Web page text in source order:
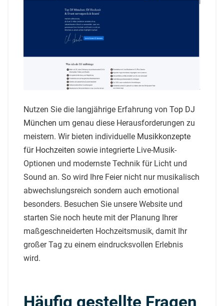
Nutzen Sie die langjährige Erfahrung von Top DJ
München um genau diese Herausforderungen zu
meistern. Wir bieten individuelle Musikkonzepte
für Hochzeiten sowie integrierte Live-Musik-
Optionen und modernste Technik für Licht und
Sound an. So wird Ihre Feier nicht nur musikalisch
abwechslungsreich sondern auch emotional
besonders. Besuchen Sie unsere Website und
starten Sie noch heute mit der Planung Ihrer
maßgeschneiderten Hochzeitsmusik, damit Ihr
großer Tag zu einem eindrucksvollen Erlebnis
wird.
Häufig gestellte Fragen